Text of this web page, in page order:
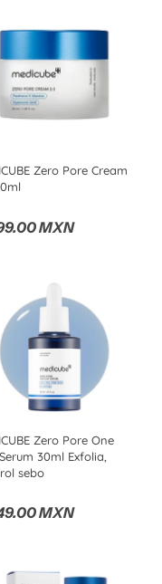
Zero Pore Cream
MXN
Zero Pore One
30ml Exfolia,
sebo
MXN